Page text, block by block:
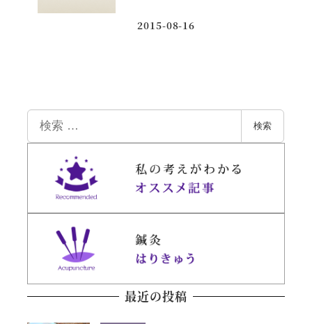
投稿日
2015-08-16
索
検索
最近の投稿